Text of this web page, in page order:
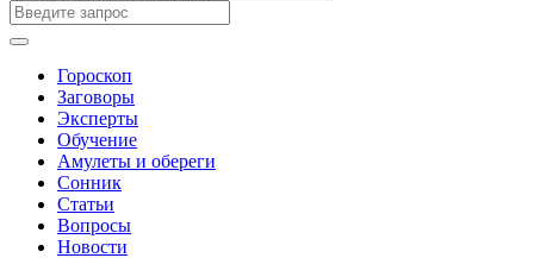
Гороскоп
Заговоры
Эксперты
Обучение
Амулеты и обереги
Сонник
Статьи
Вопросы
Новости